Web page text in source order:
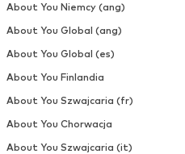
About You Niemcy (ang)
About You Global (ang)
About You Global (es)
About You Finlandia
About You Szwajcaria (fr)
About You Chorwacja
About You Szwajcaria (it)